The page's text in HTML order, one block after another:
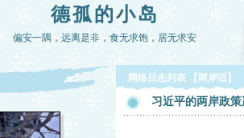
德孤的小岛
偏安一隅，远离是非，食无求饱，居无求安
网络日志列表 【两岸话】
习近平的两岸政